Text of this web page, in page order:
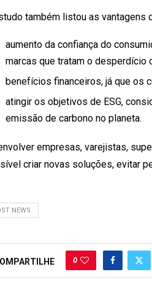
também listou as vantagens
aumento da confiança do
marcas que tratam o desperdício
benefícios financeiros, já que os
atingir os objetivos de ESG,
emissão de carbono no planeta.
empresas, varejistas,
criar novas soluções, evitar
NEWS
0